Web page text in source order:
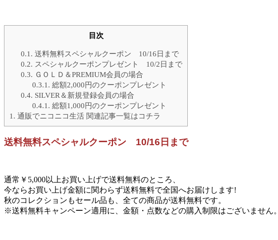
目次
0.1. 送料無料スペシャルクーポン 10/16日まで
0.2. スペシャルクーポンプレゼント 10/2日まで
0.3. ＧＯＬＤ＆PREMIUM会員の場合
0.3.1. 総額2,000円のクーポンプレゼント
0.4. SILVER＆新規登録会員の場合
0.4.1. 総額1,000円のクーポンプレゼント
1. 通販でニコニコ生活 関連記事一覧はコチラ
送料無料スペシャルクーポン 10/16日まで
通常￥5,000以上お買い上げで送料無料のところ、
今ならお買い上げ金額に関わらず送料無料で全国へお届けします!
秋のコレクションもセール品も、全ての商品が送料無料です。
※送料無料キャンペーン適用に、金額・点数などの購入制限はございません。